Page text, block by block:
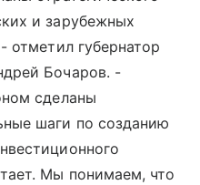
и зарубежных
отметил губернатор
Бочаров. -
сделаны
шаги по созданию
Мы понимаем, что